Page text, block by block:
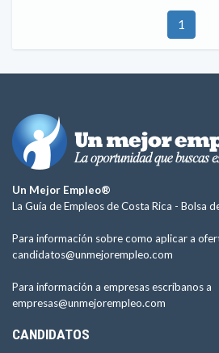
1
Un Mejor Empleo®
La Guía de Empleos de Costa Rica - Bolsa
Para información sobre como aplicar a
candidatos@unmejorempleo.com
Para información a empresas escríbanos a
empresas@unmejorempleo.com
CANDIDATOS